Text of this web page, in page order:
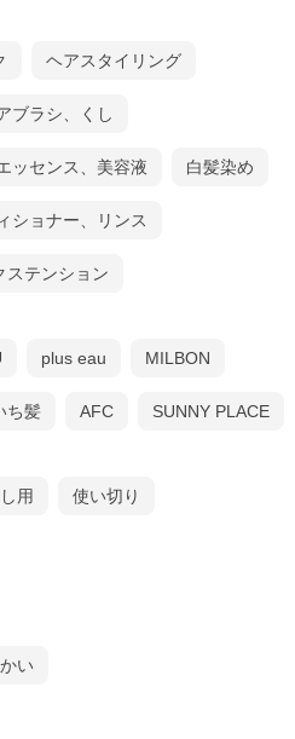
ヘアスタイリング
ブラシ、くし
ッセンス、美容液 白髪染め
ショナー、リンス
ステンション
plus eau MILBON
ち髪 AFC SUNNY PLACE
用 使い切り
い